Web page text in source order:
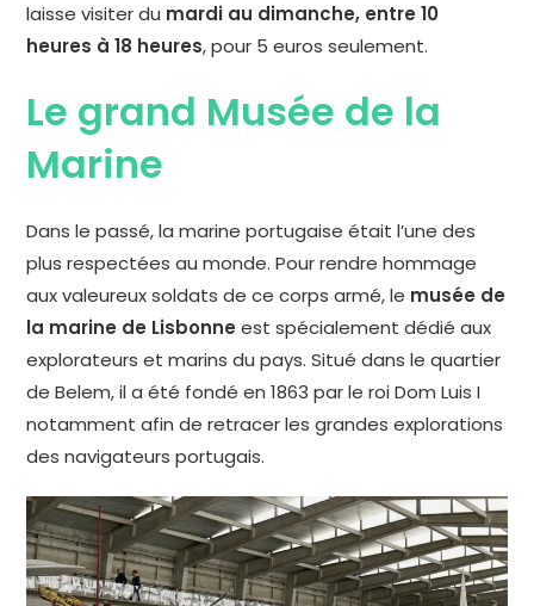
laisse visiter du mardi au dimanche, entre 10
heures à 18 heures, pour 5 euros seulement.
Le grand Musée de la
Marine
Dans le passé, la marine portugaise était l’une des
plus respectées au monde. Pour rendre hommage
aux valeureux soldats de ce corps armé, le musée de
la marine de Lisbonne est spécialement dédié aux
explorateurs et marins du pays. Situé dans le quartier
de Belem, il a été fondé en 1863 par le roi Dom Luis I
notamment afin de retracer les grandes explorations
des navigateurs portugais.